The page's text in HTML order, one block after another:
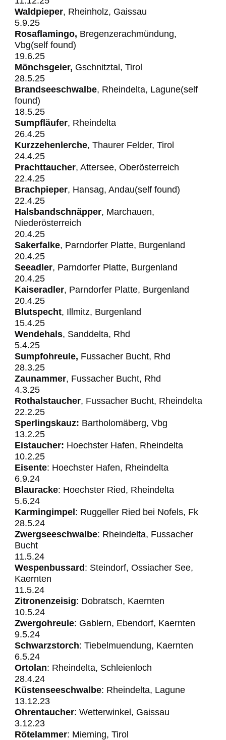
Waldpieper, Rheinholz, Gaissau
5.9.25
Rosaflamingo, Bregenzerachmündung,
Vbg(self found)
19.6.25
Mönchsgeier, Gschnitztal, Tirol
28.5.25
Brandseeschwalbe, Rheindelta, Lagune(self
found)
18.5.25
Sumpfläufer, Rheindelta
26.4.25
Kurzzehenlerche, Thaurer Felder, Tirol
24.4.25
Prachttaucher, Attersee, Oberösterreich
22.4.25
Brachpieper, Hansag, Andau(self found)
22.4.25
Halsbandschnäpper, Marchauen,
Niederösterreich
20.4.25
Sakerfalke, Parndorfer Platte, Burgenland
20.4.25
Seeadler, Parndorfer Platte, Burgenland
20.4.25
Kaiseradler, Parndorfer Platte, Burgenland
20.4.25
Blutspecht, Illmitz, Burgenland
15.4.25
Wendehals, Sanddelta, Rhd
5.4.25
Sumpfohreule, Fussacher Bucht, Rhd
28.3.25
Zaunammer, Fussacher Bucht, Rhd
4.3.25
Rothalstaucher, Fussacher Bucht, Rheindelta
22.2.25
Sperlingskauz: Bartholomäberg, Vbg
13.2.25
Eistaucher: Hoechster Hafen, Rheindelta
10.2.25
Eisente: Hoechster Hafen, Rheindelta
6.9.24
Blauracke: Hoechster Ried, Rheindelta
5.6.24
Karmingimpel: Ruggeller Ried bei Nofels, Fk
28.5.24
Zwergseeschwalbe: Rheindelta, Fussacher
Bucht
11.5.24
Wespenbussard: Steindorf, Ossiacher See,
Kaernten
11.5.24
Zitronenzeisig: Dobratsch, Kaernten
10.5.24
Zwergohreule: Gablern, Ebendorf, Kaernten
​​​​​​9.5.24
Schwarzstorch: Tiebelmuendung, Kaernten
6.5.24
Ortolan: Rheindelta, Schleienloch
28.4.24
Küstenseeschwalbe: Rheindelta, Lagune
13.12.23
Ohrentaucher: Wetterwinkel, Gaissau
3.12.23
Rötelammer: Mieming, Tirol